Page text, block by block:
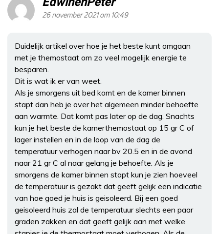
26 november 2021 om 10:49
Duidelijk artikel over hoe je het beste kunt omgaan
met je themostaat om zo veel mogelijk energie te
besparen.
Dit is wat ik er van weet.
Als je smorgens uit bed komt en de kamer binnen
stapt dan heb je over het algemeen minder behoefte
aan warmte. Dat komt pas later op de dag. Snachts
kun je het beste de kamerthemostaat op 15 gr C of
lager instellen en in de loop van de dag de
temperatuur verhogen naar bv 20.5 en in de avond
naar 21 gr C al naar gelang je behoefte. Als je
smorgens de kamer binnen stapt kun je zien hoeveel
de temperatuur is gezakt dat geeft gelijk een indicatie
van hoe goed je huis is geisoleerd. Bij een goed
geisoleerd huis zal de temperatuur slechts een paar
graden zakken en dat geeft gelijk aan met welke